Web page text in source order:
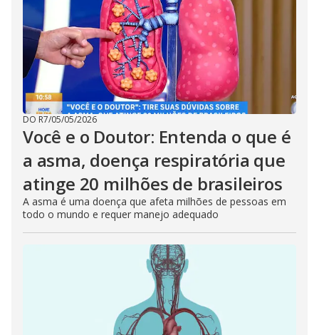
DO R7/05/05/2026
Você e o Doutor: Entenda o que é
a asma, doença respiratória que
atinge 20 milhões de brasileiros
A asma é uma doença que afeta milhões de pessoas em
todo o mundo e requer manejo adequado